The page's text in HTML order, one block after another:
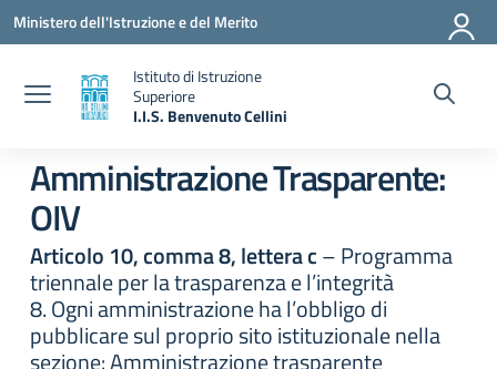
Vai ai contenuti
Vai al menu di navigazione
Vai al footer
Ministero dell'Istruzione e del Merito
Istituto di Istruzione
Superiore
I.I.S. Benvenuto Cellini
Amministrazione Trasparente:
OIV
Articolo 10, comma 8, lettera c– Programma
triennale per la trasparenza e l’integrità
8. Ogni amministrazione ha l’obbligo di
pubblicare sul proprio sito istituzionale nella
sezione: Amministrazione trasparente